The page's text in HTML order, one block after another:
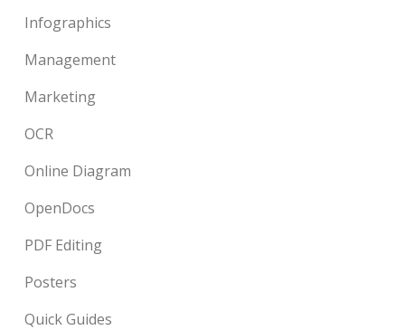
Infographics
Management
Marketing
OCR
Online Diagram
OpenDocs
PDF Editing
Posters
Quick Guides